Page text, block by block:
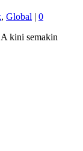
, Global | 0
kini semakin